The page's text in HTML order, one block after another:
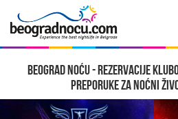
Beograd noću - Rezervacije
Preporuke za noćni